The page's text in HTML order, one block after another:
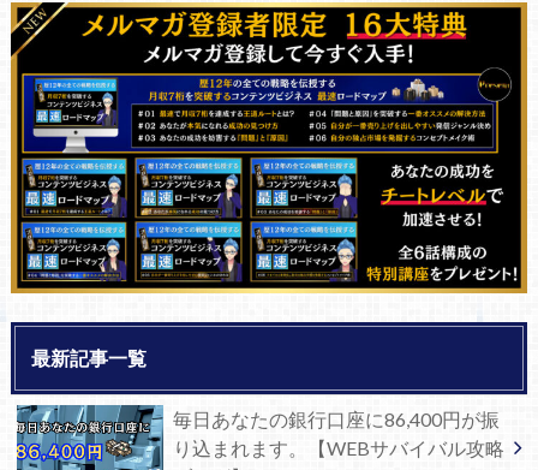
最新記事一覧
毎日あなたの銀行口座に86,400円が振
り込まれます。【WEBサバイバル攻略